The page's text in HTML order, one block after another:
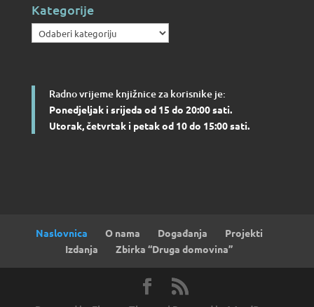
Kategorije
Kategorije
Radno vrijeme knjižnice za korisnike je:
Ponedjeljak i srijeda od 15 do 20:00 sati.
Utorak, četvrtak i petak od 10 do 15:00 sati.
Naslovnica O nama Događanja
Projekti
Izdanja
Zbirka “Druga domovina”